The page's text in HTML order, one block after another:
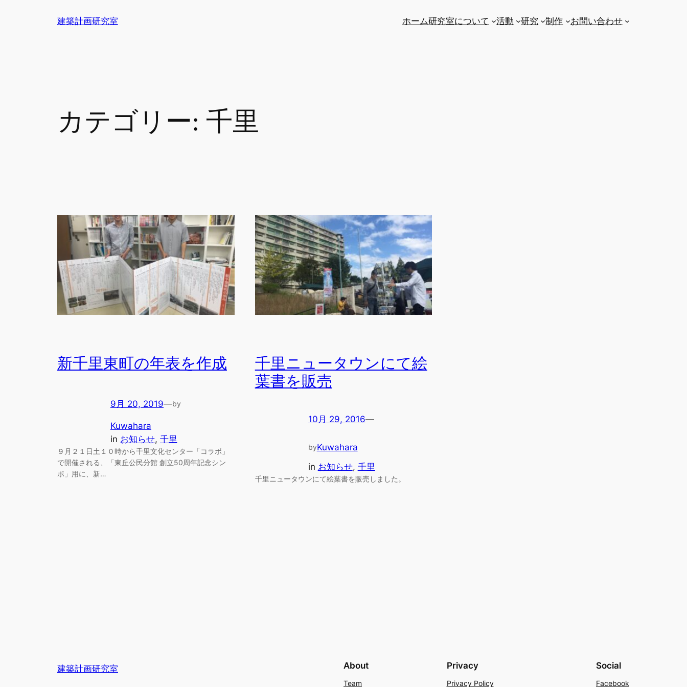
建築計画研究室 ホーム研究室について 活動 研究 制作 お問い合わせ
カテゴリー: 千里
新千里東町の年表を作成
9月 20, 2019—by
Kuwahara
in お知らせ, 千里
９月２１日土１０時から千里文化センター「コラボ」
で開催される、「東丘公民分館 創立50周年記念シン
ポ」用に、新…
千里ニュータウンにて絵
葉書を販売
10月 29, 2016—
byKuwahara
in お知らせ, 千里
千里ニュータウンにて絵葉書を販売しました。
建築計画研究室 About
Team
Privacy
Privacy Policy
Social
Facebook